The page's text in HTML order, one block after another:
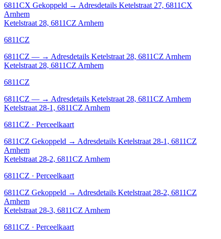
6811CX Gekoppeld → Adresdetails Ketelstraat 27, 6811CX
Arnhem
Ketelstraat 28, 6811CZ Arnhem
6811CZ
6811CZ — → Adresdetails Ketelstraat 28, 6811CZ Arnhem
Ketelstraat 28, 6811CZ Arnhem
6811CZ
6811CZ — → Adresdetails Ketelstraat 28, 6811CZ Arnhem
Ketelstraat 28-1, 6811CZ Arnhem
6811CZ · Perceelkaart
6811CZ Gekoppeld → Adresdetails Ketelstraat 28-1, 6811CZ
Arnhem
Ketelstraat 28-2, 6811CZ Arnhem
6811CZ · Perceelkaart
6811CZ Gekoppeld → Adresdetails Ketelstraat 28-2, 6811CZ
Arnhem
Ketelstraat 28-3, 6811CZ Arnhem
6811CZ · Perceelkaart